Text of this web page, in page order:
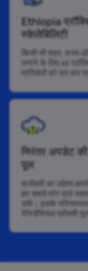
Ethiopia
स्केलेबिलिटी
किसी भी शहर, राज्य
लगाने के लिए et
प्रतिबंधों को पार कर
निरंतर अपडेट
पूल
क्रॉक्सी का उद्देश्य
हम सबसे मांग वाले
सकें। इसके
रेजिडेंशियल प्रॉक्सी